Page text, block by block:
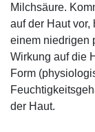
Milchsäure.
auf der Haut
einem niedrigen
Wirkung auf die
Form
der Haut.